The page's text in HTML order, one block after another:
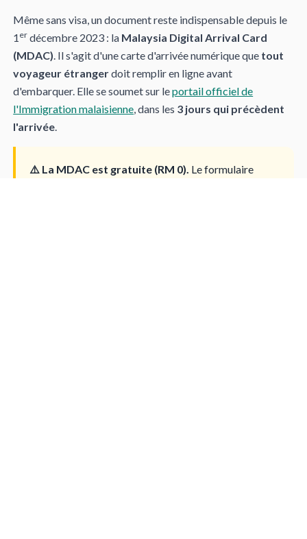
Même sans visa, un document reste indispensable depuis le
1 er décembre 2023 : la Malaysia Digital Arrival Card
(MDAC) . Il s'agit d'une carte d'arrivée numérique que tout
voyageur étrangerdoit remplir en ligne avant
d'embarquer. Elle se soumet sur leportail officiel de
l'Immigration malaisienne , dans les 3 jours qui précèdent
l'arrivée
⚠️ La MDAC est gratuite (RM 0). Le formulaire